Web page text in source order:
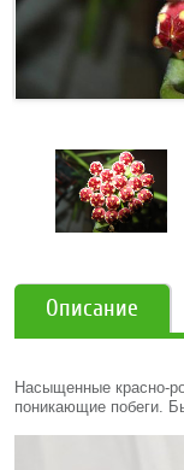
Описание
Насыщенные красно-
поникающие побеги.